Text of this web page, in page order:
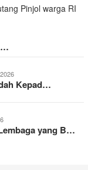
Kepad…
yang B…